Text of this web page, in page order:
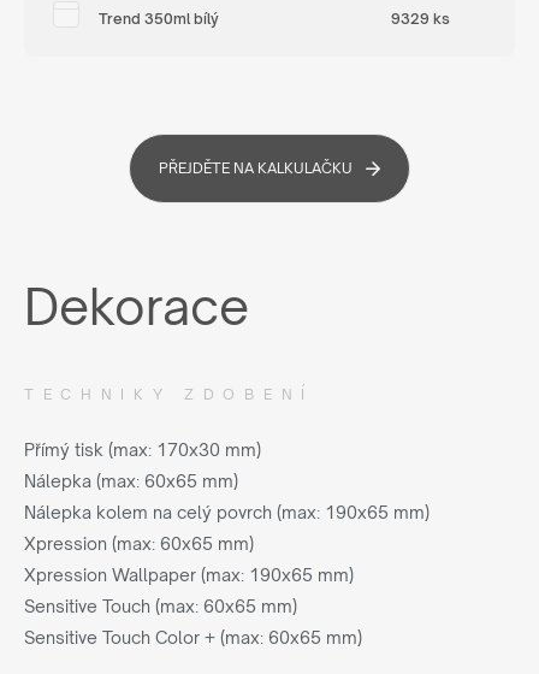
Trend 350ml bílý 9329 ks
PŘEJDĚTE NA KALKULAČKU
Dekorace
TECHNIKY ZDOBENÍ
Přímý tisk (max: 170x30 mm)
Nálepka (max: 60x65 mm)
Nálepka kolem na celý povrch (max: 190x65 mm)
Xpression (max: 60x65 mm)
Xpression Wallpaper (max: 190x65 mm)
Sensitive Touch (max: 60x65 mm)
Sensitive Touch Color + (max: 60x65 mm)